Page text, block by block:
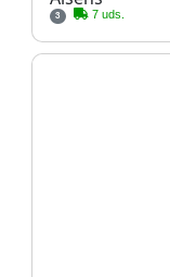
3 7 uds.